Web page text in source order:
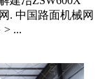
. 中国路面机械网
> ...